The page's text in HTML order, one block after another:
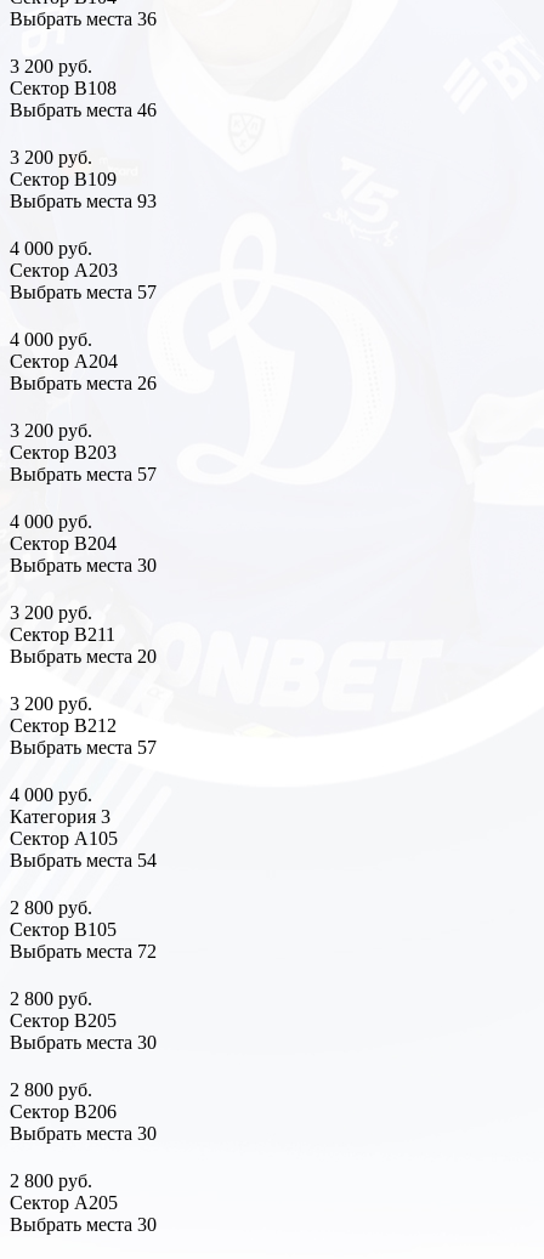
Выбрать места 36
3 200 руб.
Сектор В108
Выбрать места 46
3 200 руб.
Сектор В109
Выбрать места 93
4 000 руб.
Сектор А203
Выбрать места 57
4 000 руб.
Сектор А204
Выбрать места 26
3 200 руб.
Сектор В203
Выбрать места 57
4 000 руб.
Сектор В204
Выбрать места 30
3 200 руб.
Сектор В211
Выбрать места 20
3 200 руб.
Сектор В212
Выбрать места 57
4 000 руб.
Категория 3
Сектор А105
Выбрать места 54
2 800 руб.
Сектор В105
Выбрать места 72
2 800 руб.
Сектор В205
Выбрать места 30
2 800 руб.
Сектор В206
Выбрать места 30
2 800 руб.
Сектор А205
Выбрать места 30